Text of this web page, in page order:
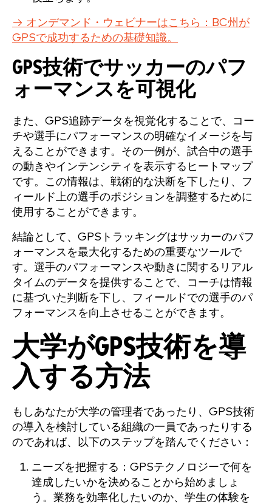
→ オンデマンド・ウェビナーはこちら：BC州が
GPSで成功するための基礎知識。
GPS技術でサッカーのパフ
ォーマンスを可視化
また、GPS追跡データを視覚化することで、コー
チや選手にパフォーマンスの明確なイメージを与
えることができます。その一例が、試合中の選手
の動きやインテンシティを表示するヒートマップ
です。この情報は、戦術的な決断を下したり、フ
ィールド上の選手のポジションを調整するために
使用することができます。
結論として、GPSトラッキングはサッカーのパフ
ォーマンスを最大化するための重要なツールで
す。選手のパフォーマンスや動きに関するリアル
タイムのデータを提供することで、コーチは情報
に基づいた判断を下し、フィールドでの選手のパ
フォーマンスを向上させることができます。
大学がGPS技術を導
入する方法
もしあなたが大学の管理者であったり、GPS技術
の導入を検討している組織の一員であったりする
のであれば、以下のステップを踏んでください：
ニーズを把握する：GPSテクノロジーで何を
達成したいかを決めることから始めましょ
う。業務を効率化したいのか、学生の体験を